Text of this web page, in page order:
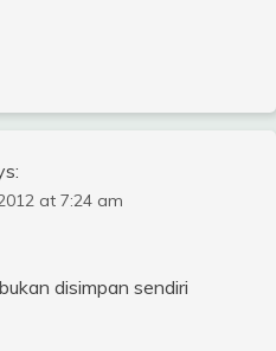
at 7:24 am
disimpan sendiri